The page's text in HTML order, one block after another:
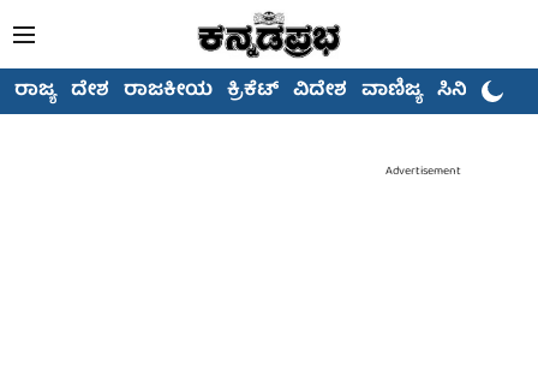
ರಾಜ್ಯ ದೇಶ ರಾಜಕೀಯ ಕ್ರಿಕೆಟ್ ವಿದೇಶ ವಾಣಿಜ್ಯ ಸಿನಿಮಾ
Advertisement